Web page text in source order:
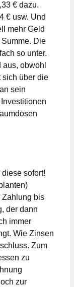
€ dazu.
€ usw. Und
mehr Geld
Die
so unter.
obwohl
sich über die
sein
sofort!
Zahlung bis
der dann
immer
Wie Zinsen
Zum
zu
zur